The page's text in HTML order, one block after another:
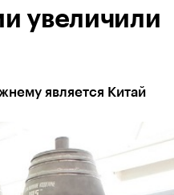
увеличили
является Китай